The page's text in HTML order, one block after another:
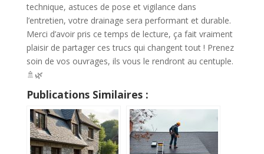
technique, astuces de pose et vigilance dans
l’entretien, votre drainage sera performant et durable.
Merci d’avoir pris ce temps de lecture, ça fait vraiment
plaisir de partager ces trucs qui changent tout ! Prenez
soin de vos ouvrages, ils vous le rendront au centuple.
🚿🌿
Publications Similaires :